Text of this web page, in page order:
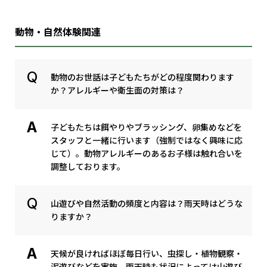
動物・自然体験関連
動物のお世話は子どもたちがどの程度関わります
か？アレルギーや衛生面の対策は？
子どもたちは餌やりやブラッシング、卵集めなどを
スタッフと一緒に行います（強制ではなく興味に応
じて）。動物アレルギーのあるお子様は触れ合いを
調整しております。
山遊びや自然活動の頻度と内容は？雨天時はどうな
りますか？
天候が良ければほぼ毎日行い、虫探し・植物観察・